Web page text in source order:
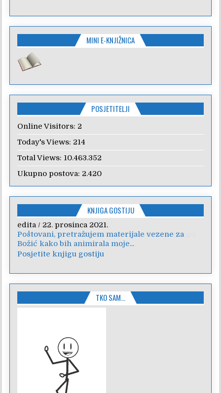
MINI E-KNJIŽNICA
POSJETITELJI
Online Visitors: 2
Today's Views: 214
Total Views: 10.463.352
Ukupno postova: 2.420
KNJIGA GOSTIJU
edita/ 22. prosinca 2021.
Poštovani, pretražujem materijale vezene za
Božić kako bih animirala moje...
Posjetite knjigu gostiju
TKO SAM…